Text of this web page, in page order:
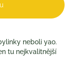
neboli yao.
tu nejkvalitnější